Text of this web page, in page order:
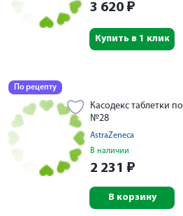
3 620 ₽
Купить в 1 клик
По рецепту
Касодекс таблетки
№28
AstraZeneca
В наличии
2 231 ₽
В корзину